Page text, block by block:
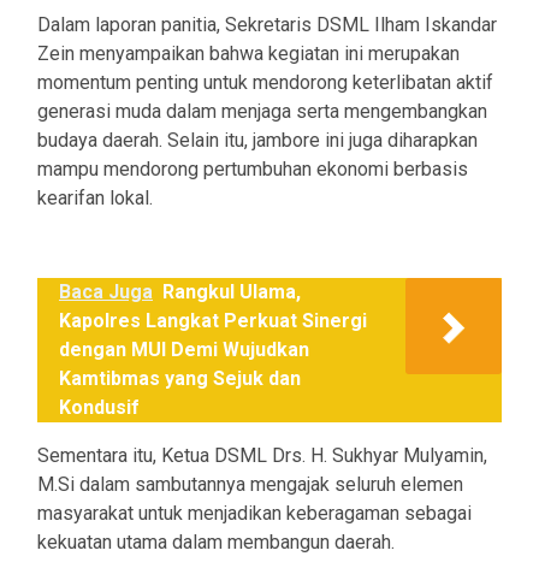
Dalam laporan panitia, Sekretaris DSML Ilham Iskandar
Zein menyampaikan bahwa kegiatan ini merupakan
momentum penting untuk mendorong keterlibatan aktif
generasi muda dalam menjaga serta mengembangkan
budaya daerah. Selain itu, jambore ini juga diharapkan
mampu mendorong pertumbuhan ekonomi berbasis
kearifan lokal.
Baca Juga Rangkul Ulama,
Kapolres Langkat Perkuat Sinergi
dengan MUI Demi Wujudkan
Kamtibmas yang Sejuk dan
Kondusif
Sementara itu, Ketua DSML Drs. H. Sukhyar Mulyamin,
M.Si dalam sambutannya mengajak seluruh elemen
masyarakat untuk menjadikan keberagaman sebagai
kekuatan utama dalam membangun daerah.